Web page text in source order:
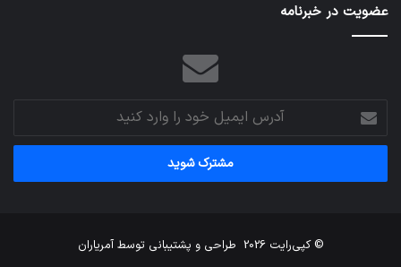
عضویت در خبرنامه
آدرس
ایمیل
خود
وارد
© کپی‌رایت 2026 طراحی و پشتیبانی توسطآمریاران